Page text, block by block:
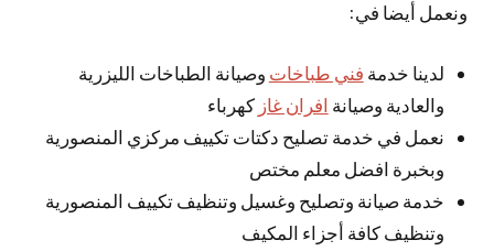
ونعمل أيضا في:
لدينا خدمة فني طباخات وصيانة الطباخات الليزرية
والعادية وصيانة افران غاز كهرباء
نعمل في خدمة تصليح دكتات تكييف مركزي المنصورية
وبخبرة افضل معلم مختص
خدمة صيانة وتصليح وغسيل وتنظيف تكييف المنصورية
وتنظيف كافة أجزاء المكيف